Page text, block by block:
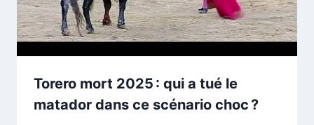
Torero mort 2025 : qui a tué le
matador dans ce scénario choc ?